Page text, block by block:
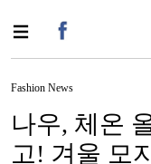
Fashion News
나우, 체온
고! 겨울 모